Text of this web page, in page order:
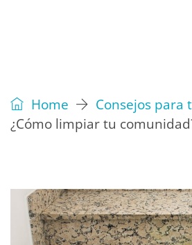
Home
Consejos para
¿Cómo limpiar tu